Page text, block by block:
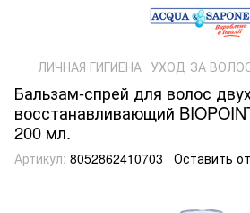
ЛИЧНАЯ ГИГИЕНА УХОД ЗА
Бальзам-спрей для волос
восстанавливающий
200 мл.
Артикул: 8052862410703 Оставить